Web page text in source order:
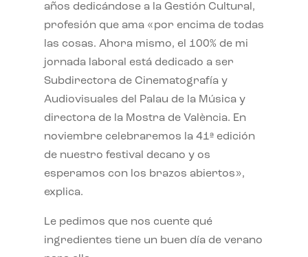
años dedicándose a la Gestión Cultural,
profesión que ama «por encima de todas
las cosas. Ahora mismo, el 100% de mi
jornada laboral está dedicado a ser
Subdirectora de Cinematografía y
Audiovisuales del Palau de la Música y
directora de la Mostra de València. En
noviembre celebraremos la 41ª edición
de nuestro festival decano y os
esperamos con los brazos abiertos»,
explica.
Le pedimos que nos cuente qué
ingredientes tiene un buen día de verano